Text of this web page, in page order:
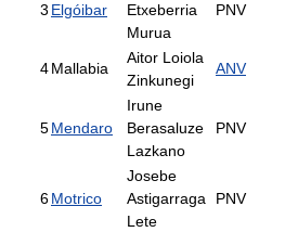
3 Elgóibar
Etxeberria
Murua
PNV
4Mallabia
Aitor Loiola
Zinkunegi
ANV
5Mendaro
Irune
Berasaluze
Lazkano
PNV
6Motrico
Josebe
Astigarraga
Lete
PNV